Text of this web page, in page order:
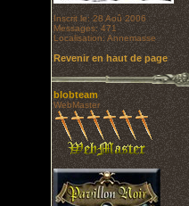
Inscrit le: 28 Aoû 2006
Messages: 471
Localisation: Annemasse
Revenir en haut de page
blobteam
WebMaster